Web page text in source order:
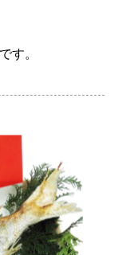
す。